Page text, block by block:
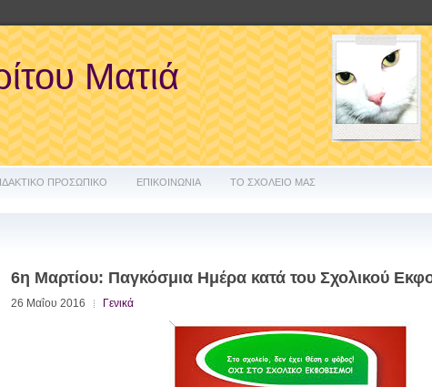
Ματιά
ΠΡΟΣΩΠΙΚΟ ΕΠΙΚΟΙΝΩΝΙΑ ΤΟ ΣΧΟΛΕΙΟ ΜΑΣ
6η Μαρτίου: Παγκόσμια Ημέρα κατά του Σχολικού
26 Μαΐου 2016 Γενικά